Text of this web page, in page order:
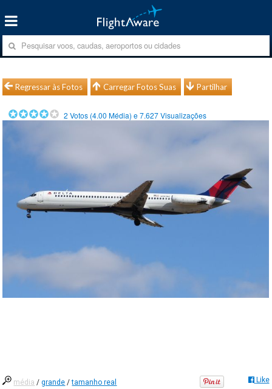
Regressar às Fotos Carregar Fotos Suas Partilhar
2 Votos (4.00 Média) e7.627Visualizações
média /grande /tamanho real Like